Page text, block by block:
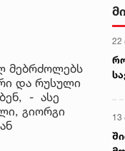
მებრძოლებს
და რუსული
- ასე
გიორგი
3